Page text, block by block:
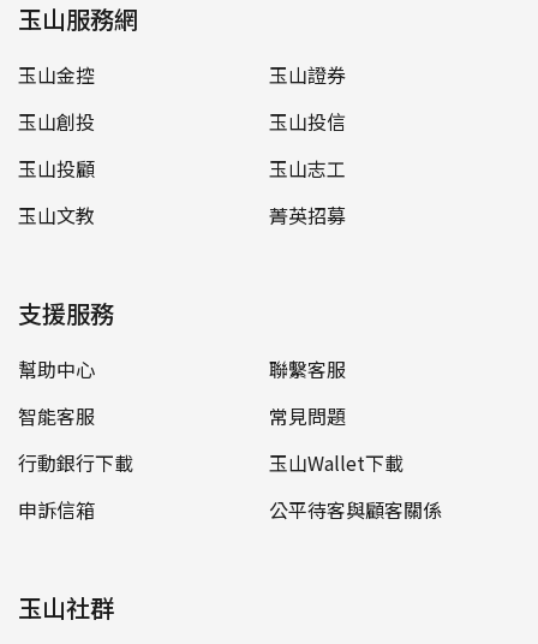
玉山服務網
玉山金控
玉山證券
玉山創投
玉山投信
玉山投顧
玉山志工
玉山文教
菁英招募
支援服務
幫助中心
聯繫客服
智能客服
常見問題
行動銀行下載
玉山Wallet下載
申訴信箱
公平待客與顧客關係
玉山社群